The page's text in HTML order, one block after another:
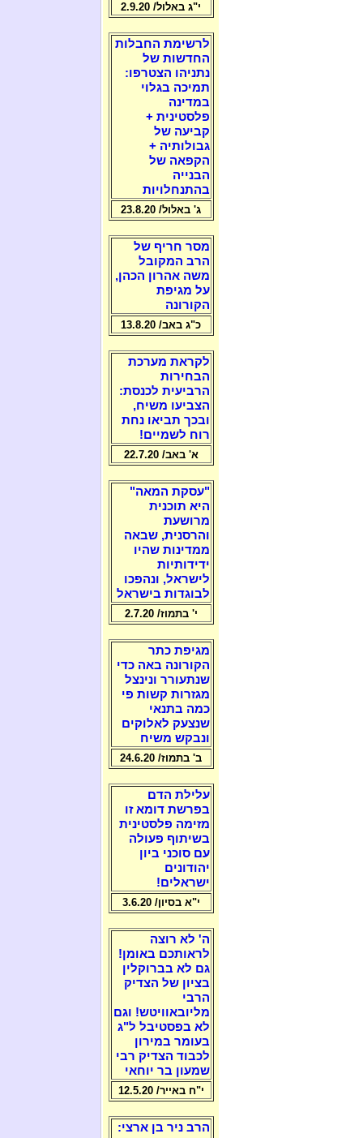
י"ג באלול/ 2.9.20
לרשימת החבלות
החדשות של
נתניהו הצטרפו:
תמיכה בגלוי
במדינה
פלסטינית +
קביעה של
גבולותיה +
הקפאה של
הבנייה
בהתנחלויות
ג' באלול/ 23.8.20
מסר חריף של
הרב המקובל
משה אהרון הכהן,
על מגיפת
הקורונה
כ"ג באב/ 13.8.20
לקראת מערכת
הבחירות
הרביעית לכנסת:
הצביעו משיח,
ובכך תביאו נחת
רוח לשמיים!
א' באב/ 22.7.20
"עסקת המאה"
היא תוכנית
מרושעת
והרסנית, שבאה
ממדינות שהיו
ידידותיות
לישראל, ונהפכו
לבוגדות בישראל
י' בתמוז/ 2.7.20
מגיפת כתר
הקורונה באה כדי
שנתעורר ונינצל
מגזרות קשות פי
כמה בתנאי
שנצעק לאלוקים
ונבקש משיח
ב' בתמוז/ 24.6.20
עלילת הדם
בפרשת דומא זו
מזימה פלסטינית
בשיתוף פעולה
עם סוכני ביון
יהודונים
ישראלים!
י"א בסיון/ 3.6.20
ה' לא רוצה
לראותכם באומן!
גם לא בברוקלין
בציון של הצדיק
הרבי
מליובאוויטש! וגם
לא בפסטיבל ל"ג
בעומר במירון
לכבוד הצדיק רבי
שמעון בר יוחאי
י"ח באייר/ 12.5.20
הרב ניר בן ארצי: